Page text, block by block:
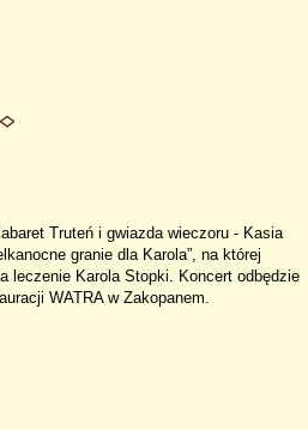
Truteń i gwiazda wieczoru - Kasia
granie dla Karola”, na której
leczenie Karola Stopki. Koncert odbędzie
WATRA w Zakopanem.